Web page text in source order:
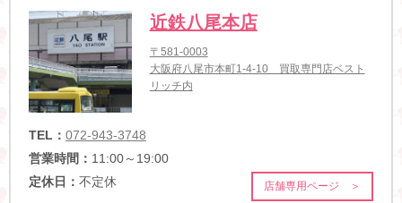
近鉄八尾本店
〒581-0003
大阪府八尾市本町1-4-10 買取専門店ベスト
リッチ内
TEL： 072-943-3748
営業時間： 11:00～19:00
定休日： 不定休 店舗専用ページ ＞